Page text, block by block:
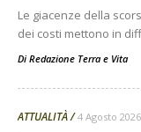
Le giacenze della
dei costi mettono in
Di Redazione Terra e Vita
ATTUALITÀ 4 Agosto 2026